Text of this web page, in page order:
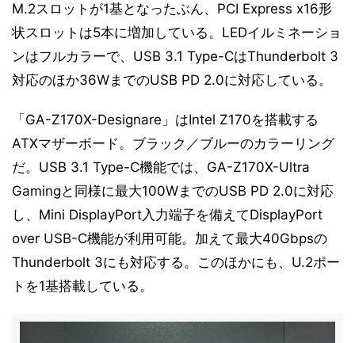
M.2スロットが1基となったぶん、PCI Express x16形
状スロットは5本に増加している。LEDイルミネーショ
ンはフルカラーで、USB 3.1 Type-CはThunderbolt 3
対応のほか36WまでのUSB PD 2.0に対応している。
「GA-Z170X-Designare」はIntel Z170を搭載する
ATXマザーボード。ブラック／ブルーのカラーリング
だ。USB 3.1 Type-C機能では、GA-Z170X-Ultra
Gamingと同様に最大100WまでのUSB PD 2.0に対応
し、Mini DisplayPort入力端子を備えてDisplayPort
over USB-C機能が利用可能。加えて最大40Gbpsの
Thunderbolt 3にも対応する。このほかにも、U.2ポー
トを1基搭載している。